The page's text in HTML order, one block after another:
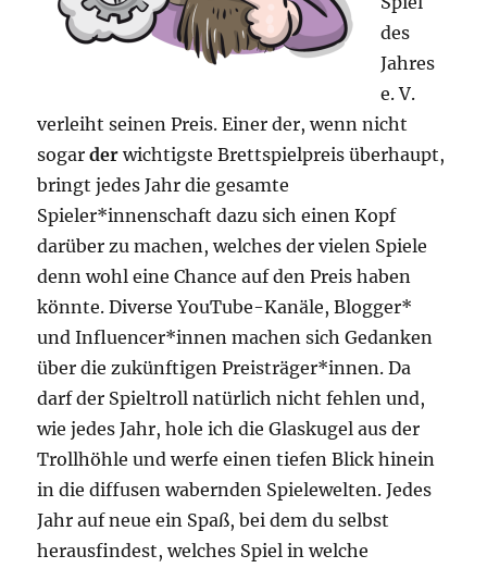
des
Jahres
e. V.
verleiht seinen Preis. Einer der, wenn nicht
sogarder wichtigste Brettspielpreis überhaupt,
bringt jedes Jahr die gesamte
Spieler*innenschaft dazu sich einen Kopf
darüber zu machen, welches der vielen Spiele
denn wohl eine Chance auf den Preis haben
könnte. Diverse YouTube-Kanäle, Blogger*
und Influencer*innen machen sich Gedanken
über die zukünftigen Preisträger*innen. Da
darf der Spieltroll natürlich nicht fehlen und,
wie jedes Jahr, hole ich die Glaskugel aus der
Trollhöhle und werfe einen tiefen Blick hinein
in die diffusen wabernden Spielewelten. Jedes
Jahr auf neue ein Spaß, bei dem du selbst
herausfindest, welches Spiel in welche